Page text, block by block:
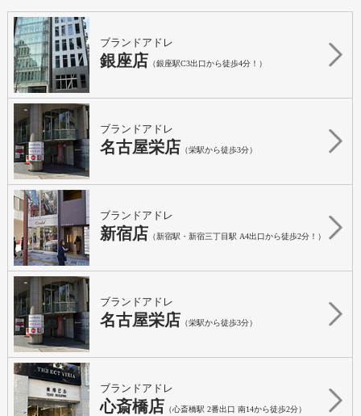
ブランドアドレ
銀座店 （銀座駅C3出口から徒歩4分！）
ブランドアドレ
名古屋栄店 （栄駅から徒歩3分）
ブランドアドレ
新宿店 （新宿駅・新宿三丁目駅 A4出口から徒歩2分！）
ブランドアドレ
名古屋栄店 （栄駅から徒歩3分）
ブランドアドレ
心斎橋店 （心斎橋駅 2番出口 南14から徒歩2分）